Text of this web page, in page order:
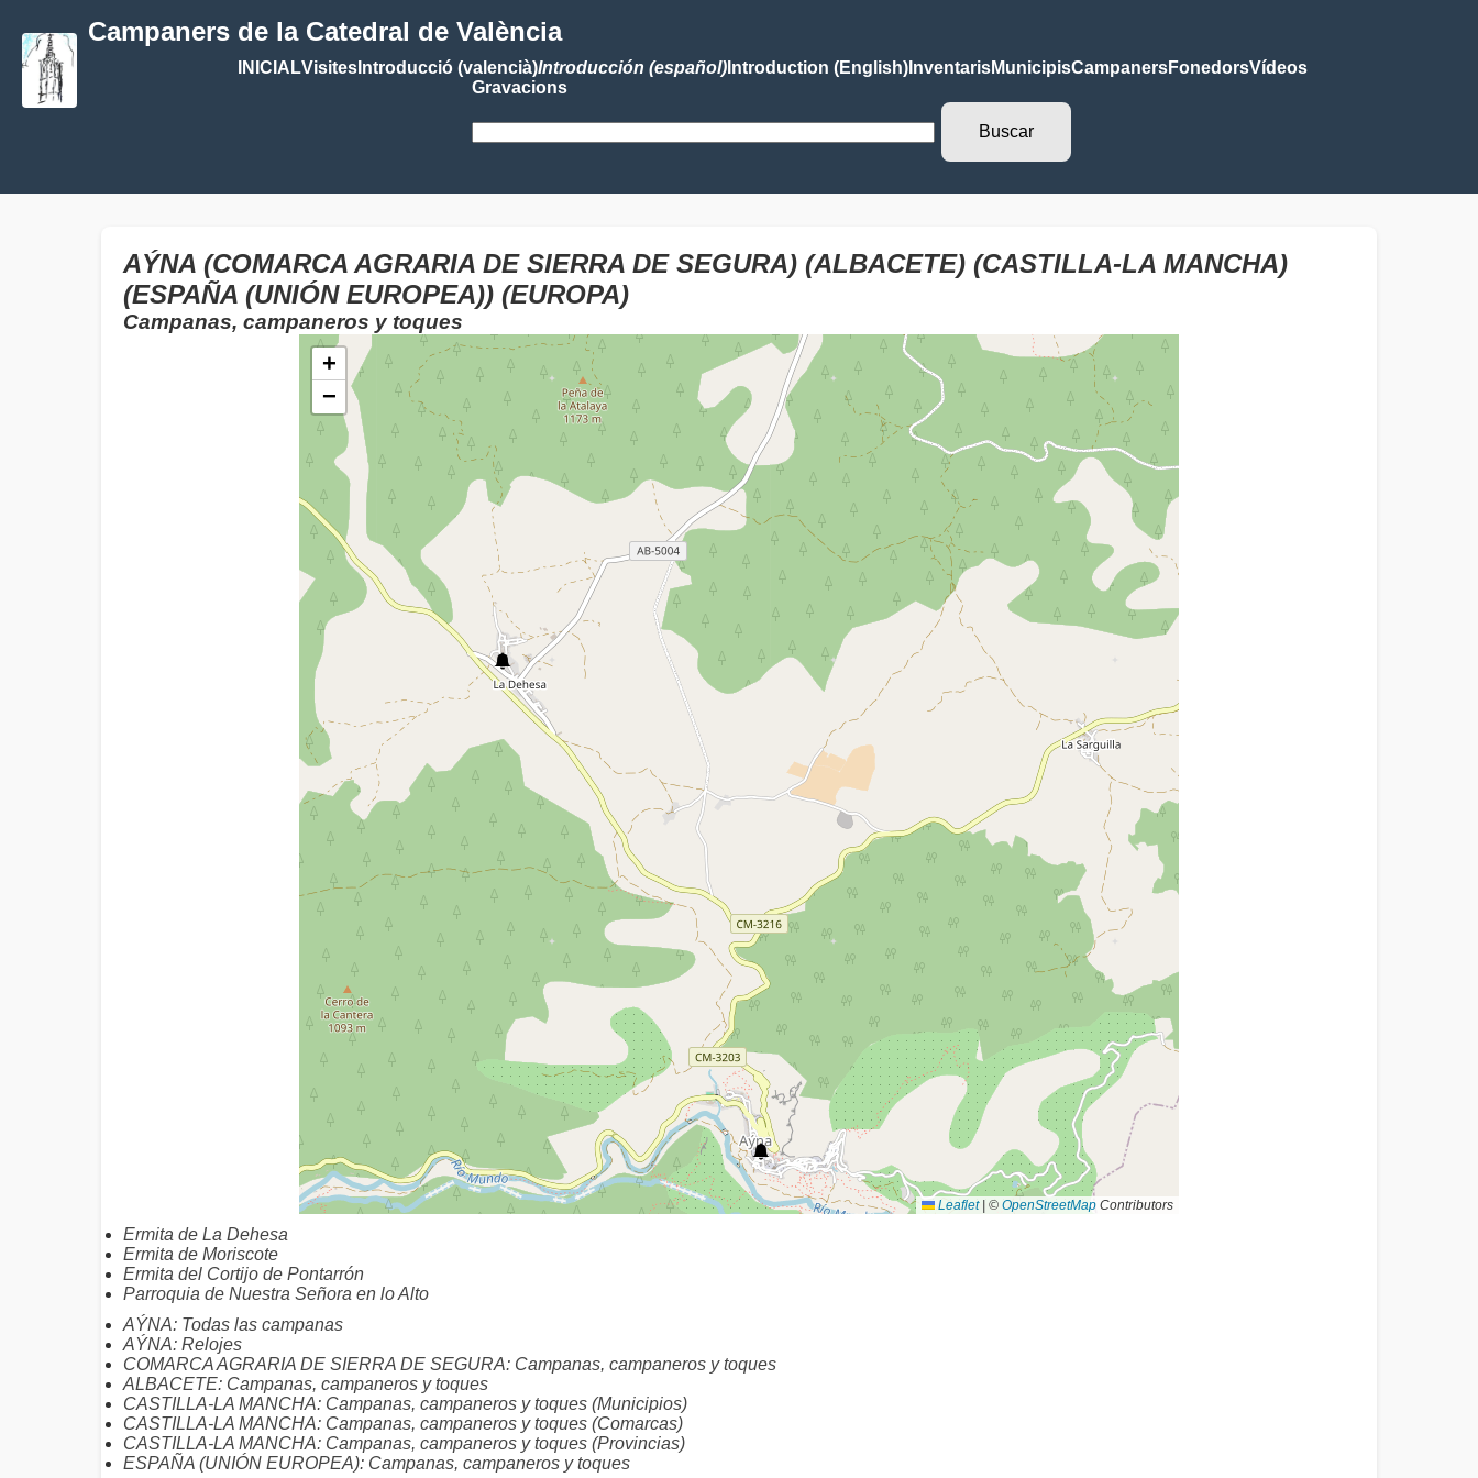
Campaners de la Catedral de València
INICIALVisitesIntroducció (valencià)Introducción (español)Introduction (English)InventarisMunicipisCampanersFonedorsVídeos
Gravacions
AÝNA (COMARCA AGRARIA DE SIERRA DE SEGURA) (ALBACETE) (CASTILLA-LA MANCHA)
(ESPAÑA (UNIÓN EUROPEA)) (EUROPA)
Campanas, campaneros y toques
+
−
Leaflet © OpenStreetMap Contributors
Ermita de La Dehesa
Ermita de Moriscote
Ermita del Cortijo de Pontarrón
Parroquia de Nuestra Señora en lo Alto
AÝNA: Todas las campanas
AÝNA: Relojes
COMARCA AGRARIA DE SIERRA DE SEGURA: Campanas, campaneros y toques
ALBACETE: Campanas, campaneros y toques
CASTILLA-LA MANCHA: Campanas, campaneros y toques (Municipios)
CASTILLA-LA MANCHA: Campanas, campaneros y toques (Comarcas)
CASTILLA-LA MANCHA: Campanas, campaneros y toques (Provincias)
ESPAÑA (UNIÓN EUROPEA): Campanas, campaneros y toques